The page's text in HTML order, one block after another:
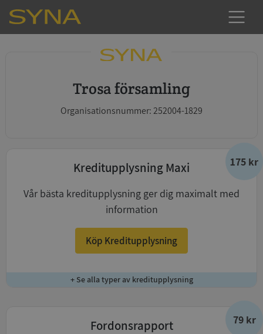
Trosa församling
Organisationsnummer: 252004-1829
175 kr
Kreditupplysning Maxi
Vår bästa kreditupplysning ger dig maximalt med
information
Köp Kreditupplysning
+ Se alla typer av kreditupplysning
79 kr
Fordonsrapport